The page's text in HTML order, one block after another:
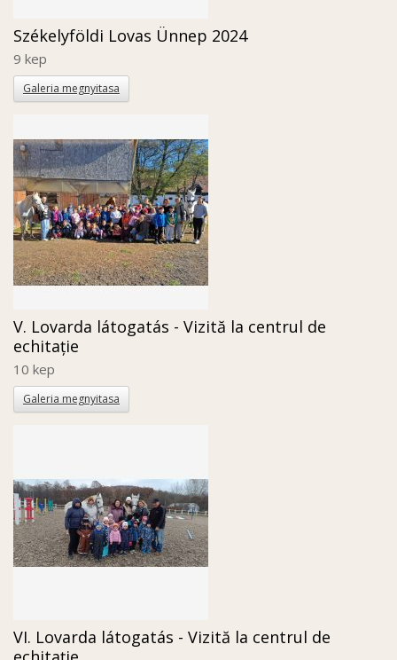
Székelyföldi Lovas Ünnep 2024
9 kep
Galeria megnyitasa
V. Lovarda látogatás - Vizită la centrul de
echitație
10 kep
Galeria megnyitasa
VI. Lovarda látogatás - Vizită la centrul de